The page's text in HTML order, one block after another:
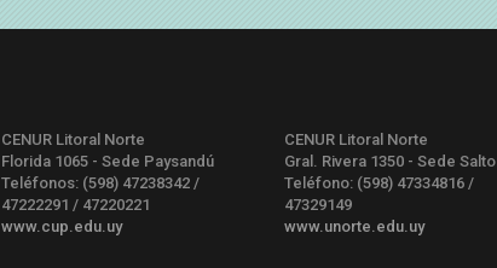
CENUR Litoral Norte
Florida 1065 - Sede Paysandú
Teléfonos: (598) 47238342 /
47222291 / 47220221
www.cup.edu.uy
CENUR Litoral Norte
Gral. Rivera 1350 - Sede Salto
Teléfono: (598) 47334816 /
47329149
www.unorte.edu.uy